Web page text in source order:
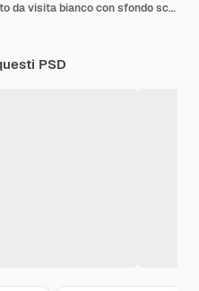
Modello di mockup di biglietto da visita bianco con sfondo scuro
PSD